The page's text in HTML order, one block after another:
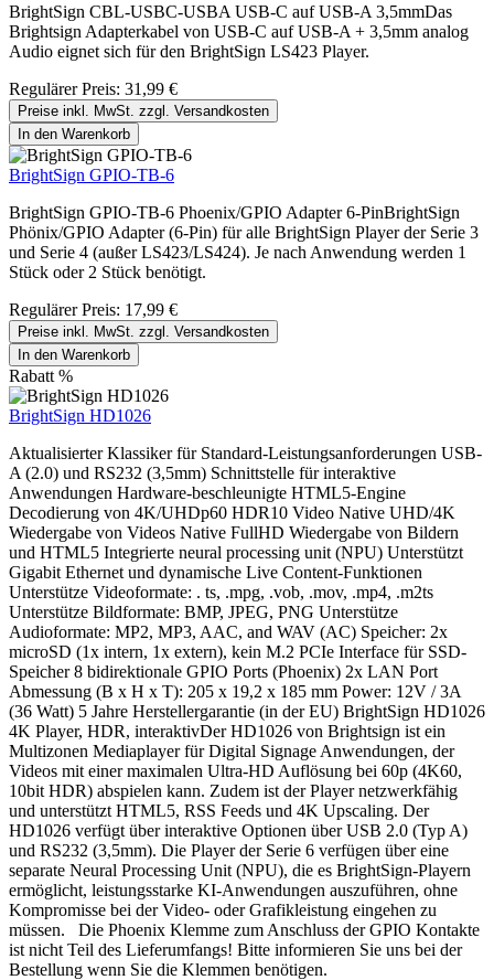
BrightSign CBL-USBC-USBA USB-C auf USB-A 3,5mmDas
Brightsign Adapterkabel von USB-C auf USB-A + 3,5mm analog
Audio eignet sich für den BrightSign LS423 Player.
Regulärer Preis: 31,99 €
Preise inkl. MwSt. zzgl. Versandkosten
In den Warenkorb
BrightSign GPIO-TB-6
BrightSign GPIO-TB-6 Phoenix/GPIO Adapter 6-PinBrightSign
Phönix/GPIO Adapter (6-Pin) für alle BrightSign Player der Serie 3
und Serie 4 (außer LS423/LS424). Je nach Anwendung werden 1
Stück oder 2 Stück benötigt.
Regulärer Preis: 17,99 €
Preise inkl. MwSt. zzgl. Versandkosten
In den Warenkorb
Rabatt %
BrightSign HD1026
Aktualisierter Klassiker für Standard-Leistungsanforderungen USB-
A (2.0) und RS232 (3,5mm) Schnittstelle für interaktive
Anwendungen Hardware-beschleunigte HTML5-Engine
Decodierung von 4K/UHDp60 HDR10 Video Native UHD/4K
Wiedergabe von Videos Native FullHD Wiedergabe von Bildern
und HTML5 Integrierte neural processing unit (NPU) Unterstützt
Gigabit Ethernet und dynamische Live Content-Funktionen
Unterstütze Videoformate: . ts, .mpg, .vob, .mov, .mp4, .m2ts
Unterstütze Bildformate: BMP, JPEG, PNG Unterstütze
Audioformate: MP2, MP3, AAC, and WAV (AC) Speicher: 2x
microSD (1x intern, 1x extern), kein M.2 PCIe Interface für SSD-
Speicher 8 bidirektionale GPIO Ports (Phoenix) 2x LAN Port
Abmessung (B x H x T): 205 x 19,2 x 185 mm Power: 12V / 3A
(36 Watt) 5 Jahre Herstellergarantie (in der EU) BrightSign HD1026
4K Player, HDR, interaktivDer HD1026 von Brightsign ist ein
Multizonen Mediaplayer für Digital Signage Anwendungen, der
Videos mit einer maximalen Ultra-HD Auflösung bei 60p (4K60,
10bit HDR) abspielen kann. Zudem ist der Player netzwerkfähig
und unterstützt HTML5, RSS Feeds und 4K Upscaling. Der
HD1026 verfügt über interaktive Optionen über USB 2.0 (Typ A)
und RS232 (3,5mm). Die Player der Serie 6 verfügen über eine
separate Neural Processing Unit (NPU), die es BrightSign-Playern
ermöglicht, leistungsstarke KI-Anwendungen auszuführen, ohne
Kompromisse bei der Video- oder Grafikleistung eingehen zu
müssen. Die Phoenix Klemme zum Anschluss der GPIO Kontakte
ist nicht Teil des Lieferumfangs! Bitte informieren Sie uns bei der
Bestellung wenn Sie die Klemmen benötigen.